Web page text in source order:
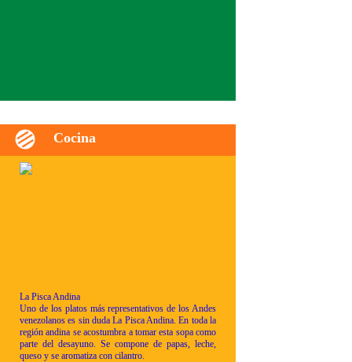
Cocina
La Pisca Andina
Uno de los platos más representativos de los Andes
venezolanos es sin duda La Pisca Andina. En toda la
región andina se acostumbra a tomar esta sopa como
parte del desayuno. Se compone de papas, leche,
queso y se aromatiza con cilantro.